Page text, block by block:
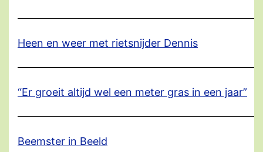
Heen en weer met rietsnijder Dennis
“Er groeit altijd wel een meter gras in een jaar”
Beemster in Beeld